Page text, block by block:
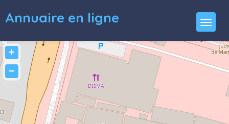
Annuaire en ligne
+
−